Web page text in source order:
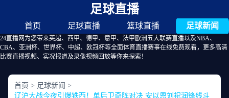
足球直播
首页 足球直播 篮球直播 足球新闻
24直播网为您带来英超、西甲、德甲、意甲、法甲欧洲五大联赛直播以及NBA、
CBA、亚洲杯、世界杯、中超、欧冠杯等全面体育直播赛事在线免费观看，更多高清
比赛直播视频、实况报道及录像视频回放等你来探索！
首页 > 足球新闻 >
辽沪大战今夜引爆铁西！单后卫奇阵对决 安以恩刘祝润锋线斗